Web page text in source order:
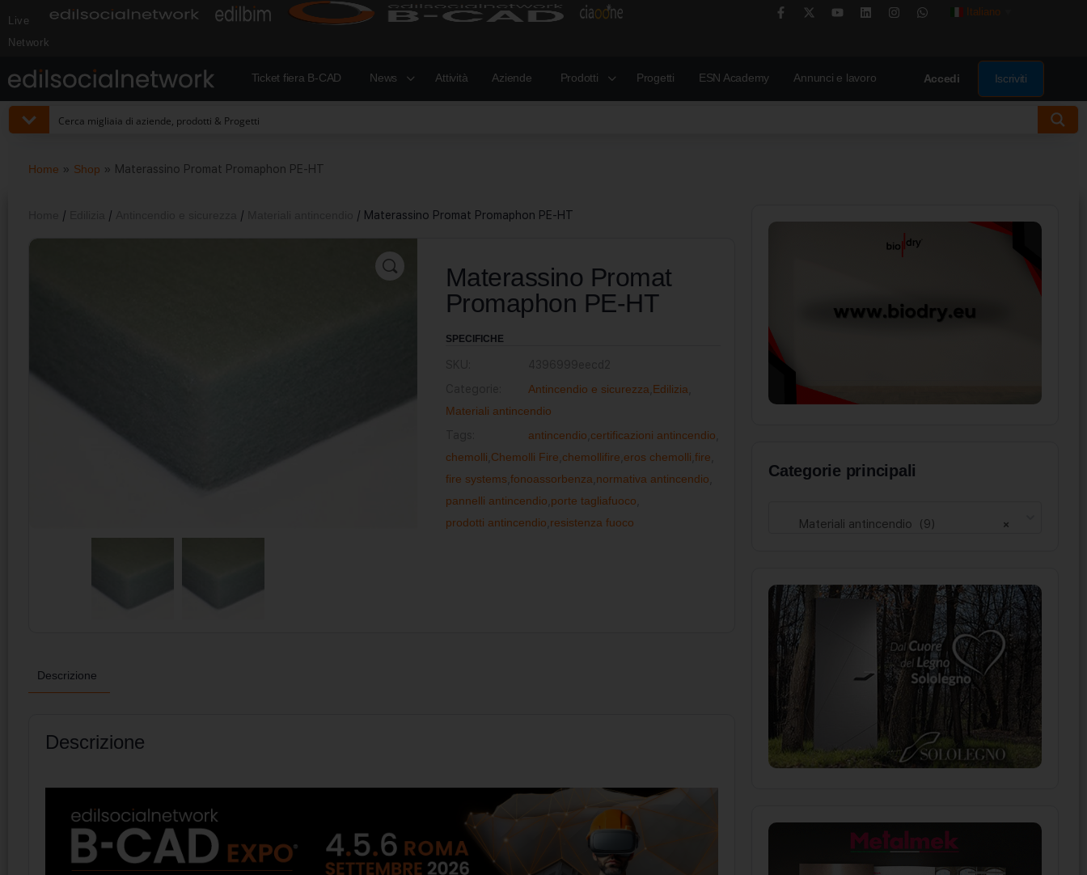
Live
Network
Italiano
Ticket fiera B-CAD News Attività Aziende Prodotti Progetti ESN Academy Annunci e lavoro Accedi Iscriviti
Home » Shop » Materassino Promat Promaphon PE-HT
/ / / / Materassino Promat Promaphon PE-HT
Materassino Promat
Promaphon PE-HT
SPECIFICHE
Antincendio e sicurezza Edilizia
Materiali antincendio
antincendio certificazioni antincendio
chemolli Chemolli Fire chemollifire eros chemolli fire
fire systems fonoassorbenza normativa antincendio
pannelli antincendio porte tagliafuoco
prodotti antincendio resistenza fuoco
Descrizione
Descrizione
Categorie principali
×
Materiali antincendio (9)